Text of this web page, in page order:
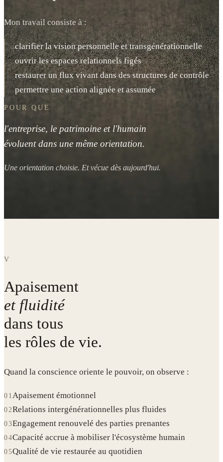
Mon travail consiste à :
clarifier la vision personnelle et transgénérationnelle
ouvrir les espaces relationnels figés
restaurer un flux vivant dans des structures de contrôle
permettre une action alignée et assumée
POUR QUE
l'entreprise, le patrimoine et l'humain
évoluent dans une même orientation.
Une orientation choisie. Et vécue dès aujourd'hui.
V
Apaisement
et fluidité
dans tous
les rôles de vie.
Quand la conscience oriente le pouvoir, on observe :
01 Apaisement émotionnel
02Relations intergénérationnelles plus fluides
03Engagement renouvelé des parties prenantes
04Capacité accrue à mobiliser l'écosystème humain
05Qualité de vie restaurée au quotidien